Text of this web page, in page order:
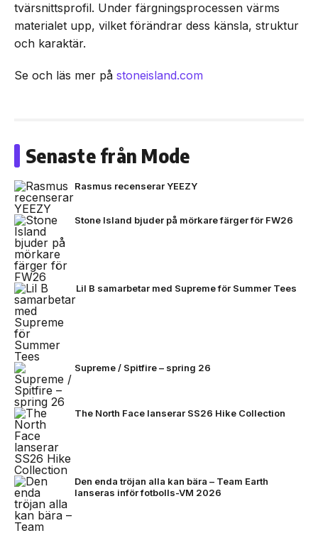
tvärsnittsprofil. Under färgningsprocessen värms
materialet upp, vilket förändrar dess känsla, struktur
och karaktär.
Se och läs mer på stoneisland.com
Senaste från Mode
Rasmus recenserar YEEZY
Stone Island bjuder på mörkare färger för FW26
Lil B samarbetar med Supreme för Summer Tees
Supreme / Spitfire – spring 26
The North Face lanserar SS26 Hike Collection
Den enda tröjan alla kan bära – Team Earth
lanseras inför fotbolls-VM 2026